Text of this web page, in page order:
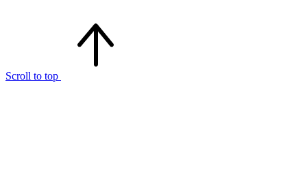
Scroll to top